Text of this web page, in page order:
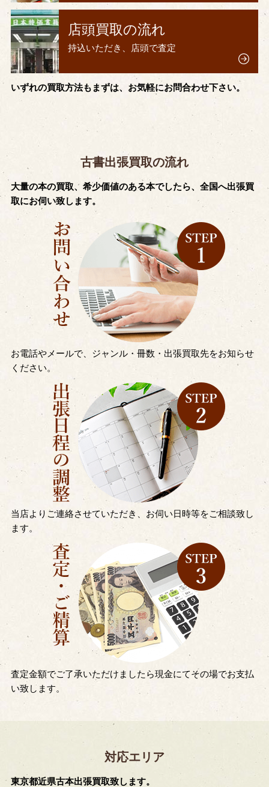
店頭買取の流れ
持込いただき、店頭で査定
いずれの買取方法もまずは、お気軽にお問合わせ下さい。
古書出張買取の流れ
大量の本の買取、希少価値のある本でしたら、全国へ出張買
取にお伺い致します。
お電話やメールで、ジャンル・冊数・出張買取先をお知らせ
ください。
当店よりご連絡させていただき、お伺い日時等をご相談致し
ます。
査定金額でご了承いただけましたら現金にてその場でお支払
い致します。
対応エリア
東京都近県古本出張買取致します。